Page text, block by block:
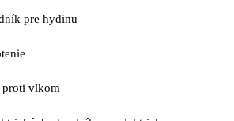
pre hydinu
proti vlkom